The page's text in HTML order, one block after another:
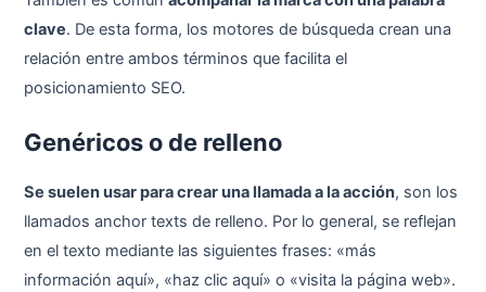
clave. De esta forma, los motores de búsqueda crean una
relación entre ambos términos que facilita el
posicionamiento SEO.
Genéricos o de relleno
Se suelen usar para crear una llamada a la acción, son los
llamados anchor texts de relleno. Por lo general, se reflejan
en el texto mediante las siguientes frases: «más
información aquí», «haz clic aquí» o «visita la página web».